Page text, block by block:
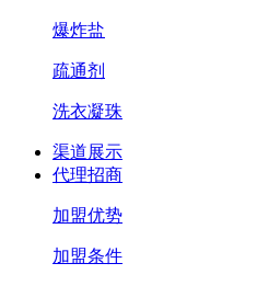
爆炸盐
疏通剂
洗衣凝珠
渠道展示
代理招商
加盟优势
加盟条件